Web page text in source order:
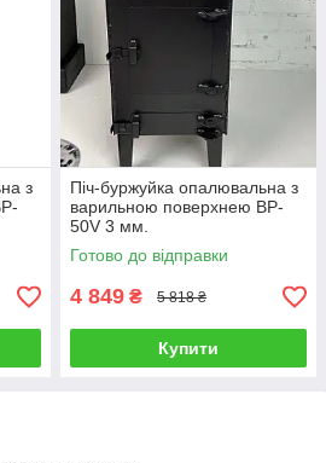
з
Піч-буржуйка опалювальна з
варильною поверхнею BP-
50V 3 мм.
Готово до відправки
4 849 ₴ 5 818 ₴
Купити